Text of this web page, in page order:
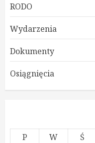
RODO
Wydarzenia
Dokumenty
Osiągnięcia
P W Ś